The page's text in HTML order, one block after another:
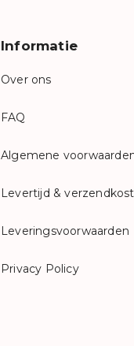
Informatie
Over ons
FAQ
Algemene
Levertijd &
Leveringsvoorwaarden
Privacy Policy